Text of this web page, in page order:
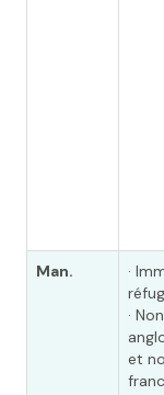
Man.
·
·
et